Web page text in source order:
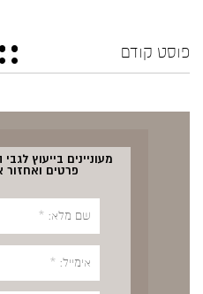
פוסט קודם
מעוניינים בייעוץ
פרטים